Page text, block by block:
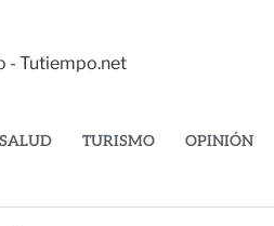
- Tutiempo.net
SALUD TURISMO OPINIÓN